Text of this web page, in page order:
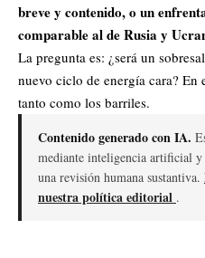
breve y contenido, o un
comparable al de Rusia y
La pregunta es: ¿será un
nuevo ciclo de energía cara? En
tanto como los barriles.
Contenido generado con IA.
mediante inteligencia artificial y
una revisión humana sustantiva.
nuestra política editorial .